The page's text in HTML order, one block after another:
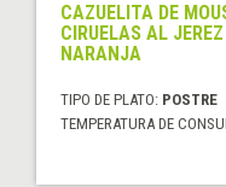
CAZUELITA DE
CIRUELAS AL
NARANJA
TIPO DE PLATO: POSTRE
TEMPERATURA DE